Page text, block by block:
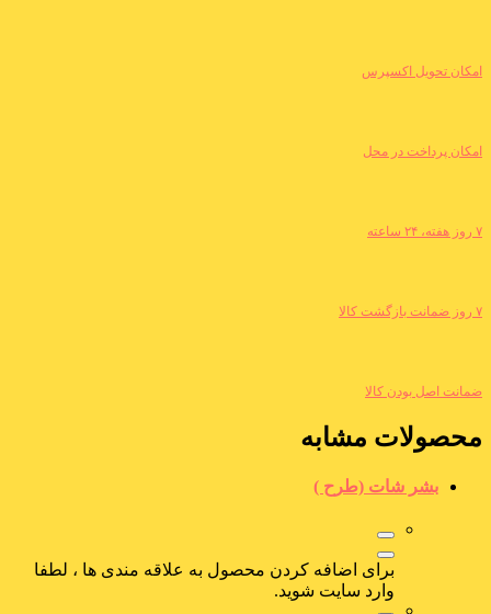
امکان تحویل اکسپرس
امکان پرداخت در محل
۷ روز هفته، ۲۴ ساعته
۷ روز ضمانت بازگشت کالا
ضمانت اصل بودن کالا
محصولات مشابه
بشر شات (طرح )
برای اضافه کردن محصول به علاقه مندی ها ، لطفا
وارد سایت شوید.